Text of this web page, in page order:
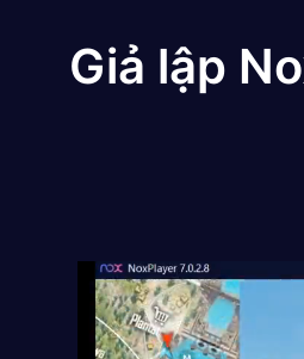
Giả lập